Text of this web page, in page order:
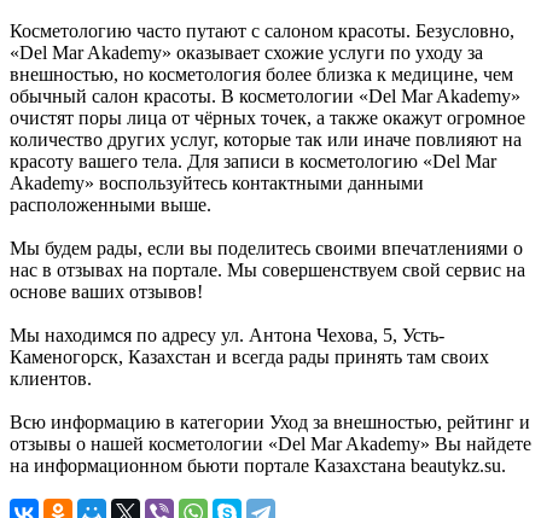
Косметологию часто путают с салоном красоты. Безусловно,
«Del Mar Akademy» оказывает схожие услуги по уходу за
внешностью, но косметология более близка к медицине, чем
обычный салон красоты. В косметологии «Del Mar Akademy»
очистят поры лица от чёрных точек, а также окажут огромное
количество других услуг, которые так или иначе повлияют на
красоту вашего тела. Для записи в косметологию «Del Mar
Akademy» воспользуйтесь контактными данными
расположенными выше.
Мы будем рады, если вы поделитесь своими впечатлениями о
нас в отзывах на портале. Мы совершенствуем свой сервис на
основе ваших отзывов!
Мы находимся по адресу ул. Антона Чехова, 5, Усть-
Каменогорск, Казахстан и всегда рады принять там своих
клиентов.
Всю информацию в категории Уход за внешностью, рейтинг и
отзывы о нашей косметологии «Del Mar Akademy» Вы найдете
на информационном бьюти портале Казахстана beautykz.su.